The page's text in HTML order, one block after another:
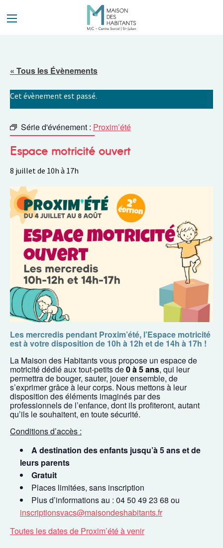
« Tous les Évènements
Cet évènement est passé.
Série d'événement : Proxim’été
Espace motricité ouvert
8 juillet de 10h à 17h
Les mercredis pendant Proxim’été, l’Espace motricité
est à votre disposition de 10h à 12h et de 14h à 17h !
La Maison des Habitants vous propose un espace de
motricité dédié aux tout-petits de0 à 5 ans, qui leur
permettra de bouger, sauter, jouer ensemble, de
s’exprimer grâce à leur corps. Nous mettons à leur
disposition des éléments imaginés par des
professionnels de l’enfance, dont ils profiteront, autant
qu’ils le souhaitent, en toute sécurité.
Conditions d’accès :
A destination des enfants jusqu’à 5 ans et de
leurs parents
Gratuit
Places limitées, sans inscription
Plus d’informations au : 04 50 49 23 68 ou
inscriptionsvacs@maisondeshabitants.fr
Toutes les dates de Proxim’été à venir
Panneau de gestion des cookies